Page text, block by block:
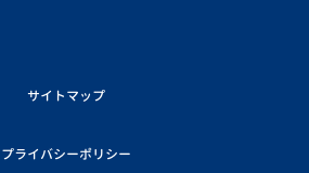
サイトマップ
プライバシーポリシー